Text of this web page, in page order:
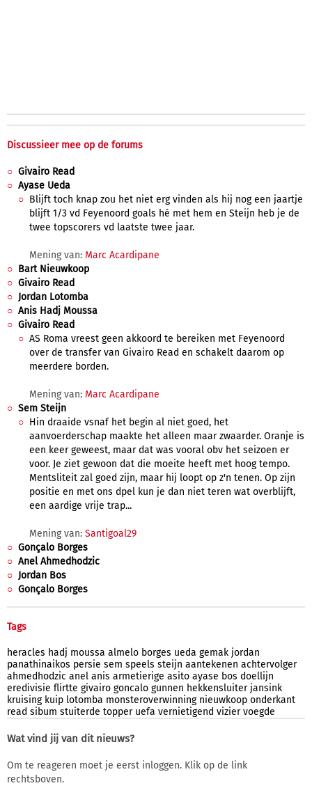
Discussieer mee op de forums
Givairo Read
Ayase Ueda
Blijft toch knap zou het niet erg vinden als hij nog een jaartje
blijft 1/3 vd Feyenoord goals hé met hem en Steijn heb je de
twee topscorers vd laatste twee jaar.
Mening van: Marc Acardipane
Bart Nieuwkoop
Givairo Read
Jordan Lotomba
Anis Hadj Moussa
Givairo Read
AS Roma vreest geen akkoord te bereiken met Feyenoord
over de transfer van Givairo Read en schakelt daarom op
meerdere borden.
Mening van: Marc Acardipane
Sem Steijn
Hin draaide vsnaf het begin al niet goed, het
aanvoerderschap maakte het alleen maar zwaarder. Oranje is
een keer geweest, maar dat was vooral obv het seizoen er
voor. Je ziet gewoon dat die moeite heeft met hoog tempo.
Mentsliteit zal goed zijn, maar hij loopt op z'n tenen. Op zijn
positie en met ons dpel kun je dan niet teren wat overblijft,
een aardige vrije trap...
Mening van: Santigoal29
Gonçalo Borges
Anel Ahmedhodzic
Jordan Bos
Gonçalo Borges
Tags
heracles hadj moussa almelo borges ueda gemak jordan
panathinaikos persie sem speels steijn aantekenen achtervolger
ahmedhodzic anel anis armetierige asito ayase bos doellijn
eredivisie flirtte givairo goncalo gunnen hekkensluiter jansink
kruising kuip lotomba monsteroverwinning nieuwkoop onderkant
read sibum stuiterde topper uefa vernietigend vizier voegde
Wat vind jij van dit nieuws?
Om te reageren moet je eerst inloggen. Klik op de link
rechtsboven.